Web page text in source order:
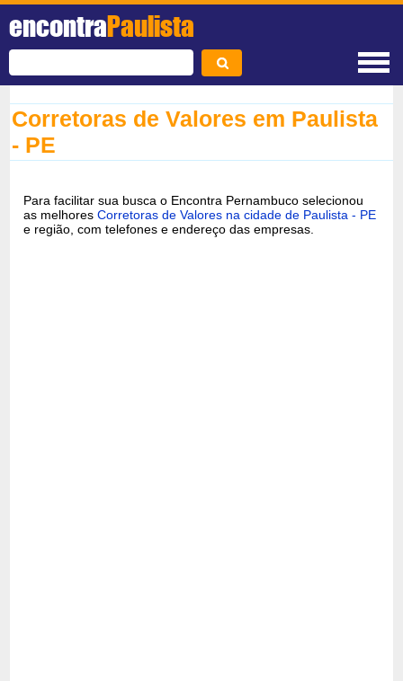
encontraPaulista
Corretoras de Valores em Paulista
- PE
Para facilitar sua busca o Encontra Pernambuco selecionou
as melhoresCorretoras de Valores na cidade de Paulista - PE
e região, com telefones e endereço das empresas.